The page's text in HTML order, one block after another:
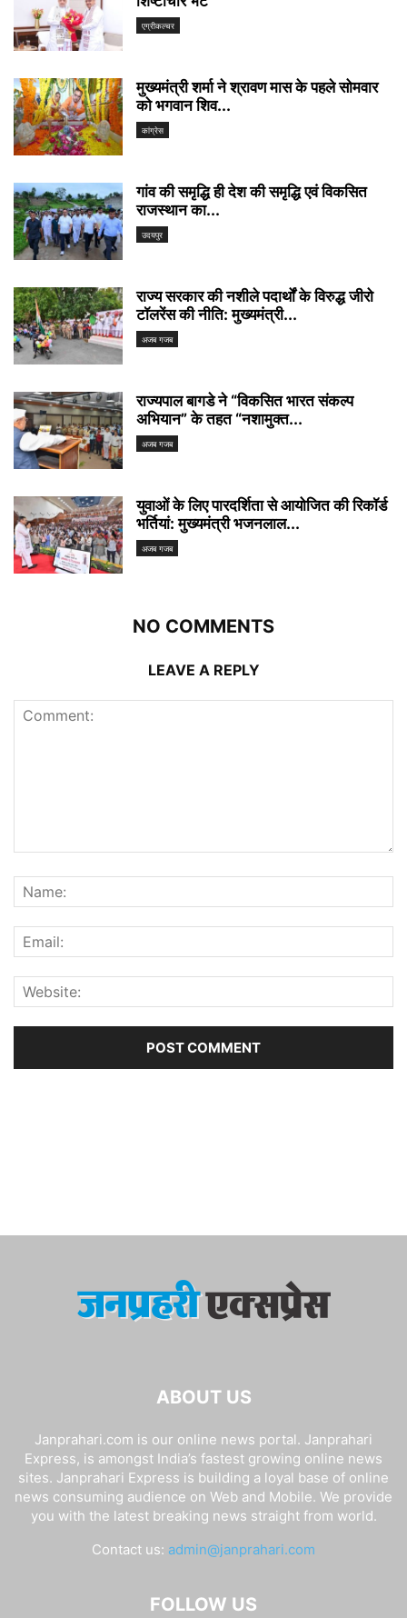
एग्रीकल्चर
मुख्यमंत्री शर्मा ने श्रावण मास के पहले सोमवार
को भगवान शिव...
कांग्रेस
गांव की समृद्धि ही देश की समृद्धि एवं विकसित
राजस्थान का...
उदयपुर
राज्य सरकार की नशीले पदार्थों के विरुद्ध जीरो
टॉलरेंस की नीति: मुख्यमंत्री...
अजब गजब
राज्यपाल बागडे ने “विकसित भारत संकल्प
अभियान” के तहत “नशामुक्त...
अजब गजब
युवाओं के लिए पारदर्शिता से आयोजित की रिकॉर्ड
भर्तियां: मुख्यमंत्री भजनलाल...
अजब गजब
NO COMMENTS
LEAVE A REPLY
ABOUT US
Janprahari.com is our online news portal. Janprahari
Express, is amongst India’s fastest growing online news
sites. Janprahari Express is building a loyal base of online
news consuming audience on Web and Mobile. We provide
you with the latest breaking news straight from world.
Contact us: admin@janprahari.com
FOLLOW US